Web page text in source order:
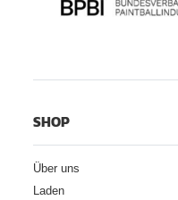
SHOP
Über uns
Laden